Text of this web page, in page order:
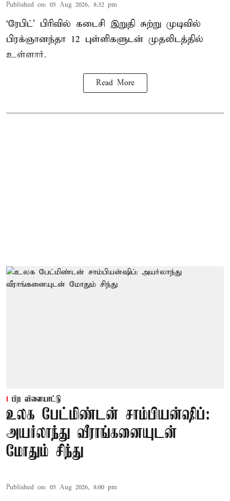
Published on: 05 Aug 2026, 8:32 pm
‘ரேபிட்’ பிரிவில் கடைசி இறுதி சுற்று முடிவில்
பிரக்ஞானந்தா 12 புள்ளிகளுடன் முதலிடத்தில்
உள்ளார்.
Read More
பிற விளையாட்டு
உலக பேட்மிண்டன் சாம்பியன்ஷிப்:
அயர்லாந்து வீராங்கனையுடன்
மோதும் சிந்து
Published on: 05 Aug 2026, 8:00 pm